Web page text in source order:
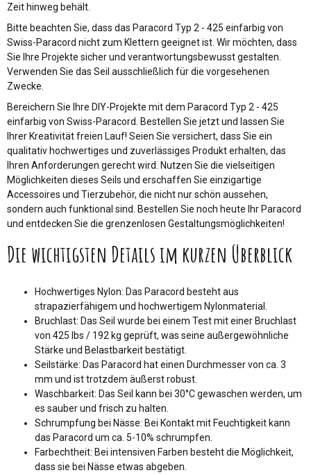
Zeit hinweg behält.
Bitte beachten Sie, dass das Paracord Typ 2 - 425 einfarbig von
Swiss-Paracord nicht zum Klettern geeignet ist. Wir möchten, dass
Sie Ihre Projekte sicher und verantwortungsbewusst gestalten.
Verwenden Sie das Seil ausschließlich für die vorgesehenen
Zwecke.
Bereichern Sie Ihre DIY-Projekte mit dem Paracord Typ 2 - 425
einfarbig von Swiss-Paracord. Bestellen Sie jetzt und lassen Sie
Ihrer Kreativität freien Lauf! Seien Sie versichert, dass Sie ein
qualitativ hochwertiges und zuverlässiges Produkt erhalten, das
Ihren Anforderungen gerecht wird. Nutzen Sie die vielseitigen
Möglichkeiten dieses Seils und erschaffen Sie einzigartige
Accessoires und Tierzubehör, die nicht nur schön aussehen,
sondern auch funktional sind. Bestellen Sie noch heute Ihr Paracord
und entdecken Sie die grenzenlosen Gestaltungsmöglichkeiten!
Die wichtigsten Details im kurzen Überblick
Hochwertiges Nylon: Das Paracord besteht aus
strapazierfähigem und hochwertigem Nylonmaterial.
Bruchlast: Das Seil wurde bei einem Test mit einer Bruchlast
von 425 lbs / 192 kg geprüft, was seine außergewöhnliche
Stärke und Belastbarkeit bestätigt.
Seilstärke: Das Paracord hat einen Durchmesser von ca. 3
mm und ist trotzdem äußerst robust.
Waschbarkeit: Das Seil kann bei 30°C gewaschen werden, um
es sauber und frisch zu halten.
Schrumpfung bei Nässe: Bei Kontakt mit Feuchtigkeit kann
das Paracord um ca. 5-10% schrumpfen.
Farbechtheit: Bei intensiven Farben besteht die Möglichkeit,
dass sie bei Nässe etwas abgeben.